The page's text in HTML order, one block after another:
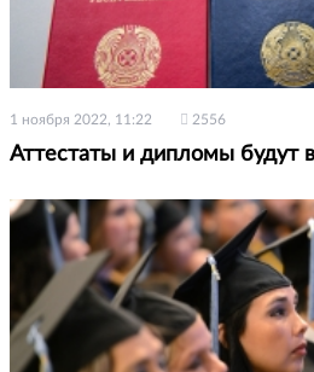
1 ноября 2022, 11:22 2556
Аттестаты и дипломы будут